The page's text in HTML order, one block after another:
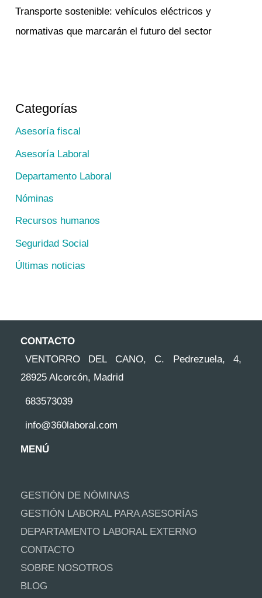
Transporte sostenible: vehículos eléctricos y
normativas que marcarán el futuro del sector
Categorías
Asesoría fiscal
Asesoría Laboral
Departamento Laboral
Nóminas
Recursos humanos
Seguridad Social
Últimas noticias
CONTACTO
VENTORRO DEL CANO, C. Pedrezuela, 4,
28925 Alcorcón, Madrid
683573039
info@360laboral.com
MENÚ
GESTIÓN DE NÓMINAS
GESTIÓN LABORAL PARA ASESORÍAS
DEPARTAMENTO LABORAL EXTERNO
CONTACTO
SOBRE NOSOTROS
BLOG